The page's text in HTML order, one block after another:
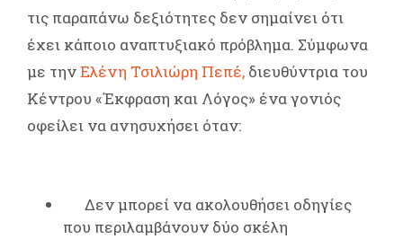
τις παραπάνω δεξιότητες δεν σημαίνει ότι
έχει κάποιο αναπτυξιακό πρόβλημα. Σύμφωνα
με τηνΕλένη Τσιλιώρη Πεπέ, διευθύντρια του
Κέντρου «Έκφραση και Λόγος» ένα γονιός
οφείλει να ανησυχήσει όταν:
Δεν μπορεί να ακολουθήσει οδηγίες
που περιλαμβάνουν δύο σκέλη